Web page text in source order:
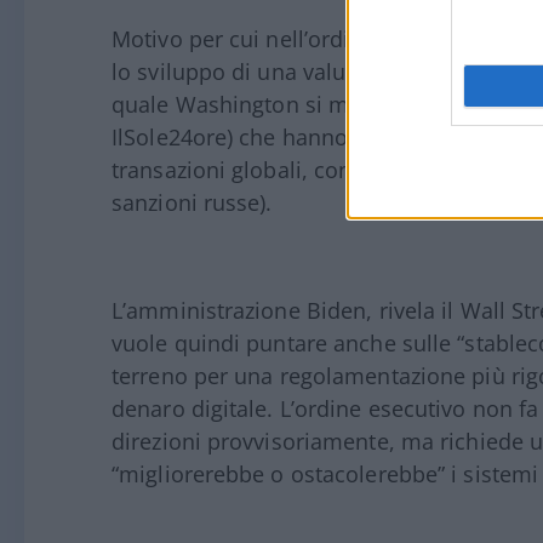
Motivo per cui nell’ordine esecutivo si
lo sviluppo di una valuta digitale della
quale Washington si muove in ritardo: in
IlSole24ore) che hanno yuan elettronici
transazioni globali, con l’alternativa a
sanzioni russe).
L’amministrazione Biden, rivela il Wall
vuole quindi puntare anche sulle
terreno per una regolamentazione più
denaro digitale. L’ordine esecutivo non
direzioni provvisoriamente, ma richiede
“migliorerebbe o ostacolerebbe” i